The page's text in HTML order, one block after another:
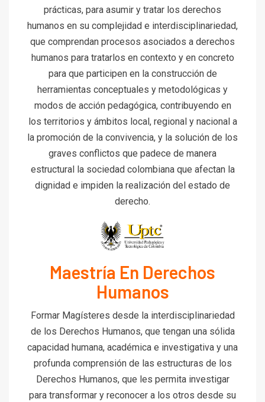
prácticas, para asumir y tratar los derechos
humanos en su complejidad e interdisciplinariedad,
que comprendan procesos asociados a derechos
humanos para tratarlos en contexto y en concreto
para que participen en la construcción de
herramientas conceptuales y metodológicas y
modos de acción pedagógica, contribuyendo en
los territorios y ámbitos local, regional y nacional a
la promoción de la convivencia, y la solución de los
graves conflictos que padece de manera
estructural la sociedad colombiana que afectan la
dignidad e impiden la realización del estado de
derecho.
Maestría En Derechos
Humanos
Formar Magísteres desde la interdisciplinariedad
de los Derechos Humanos, que tengan una sólida
capacidad humana, académica e investigativa y una
profunda comprensión de las estructuras de los
Derechos Humanos, que les permita investigar
para transformar y reconocer a los otros desde su